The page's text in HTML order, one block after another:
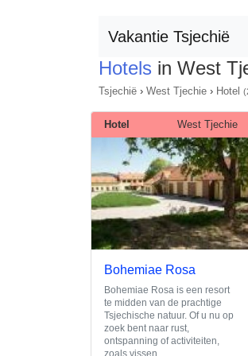
Vakantie Tsjechië
Hotels in West
Tsjechië › West Tjechie › Hotel
Hotel West Tjechie
Bohemiae Rosa
Bohemiae Rosa is een resort
te midden van de prachtige
Tsjechische natuur. Of u nu op
zoek bent naar rust,
ontspanning of activiteiten,
zoals vissen